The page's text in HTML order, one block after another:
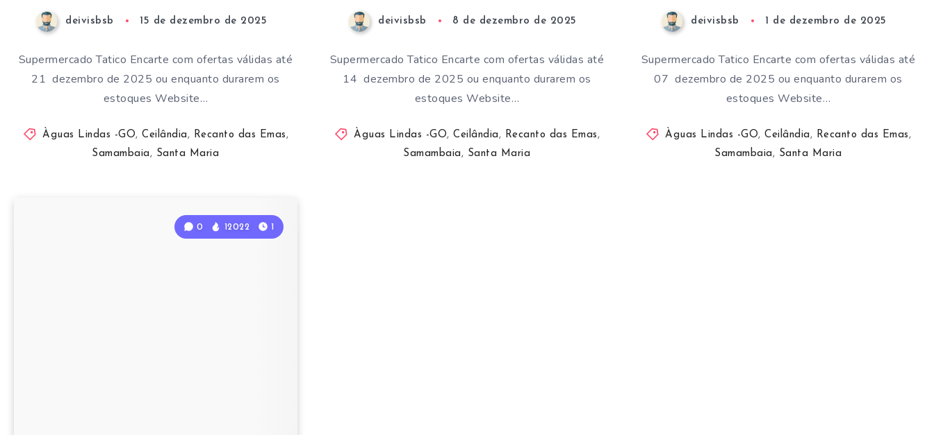
deivisbsb 15 de dezembro de 2025
Supermercado Tatico Encarte com ofertas válidas até
21 dezembro de 2025 ou enquanto durarem os
estoques Website…
Àguas Lindas -GO,Ceilândia , Recanto das Emas ,
Samambaia , Santa Maria
deivisbsb 8 de dezembro de 2025
Supermercado Tatico Encarte com ofertas válidas até
14 dezembro de 2025 ou enquanto durarem os
estoques Website…
Àguas Lindas -GO,Ceilândia , Recanto das Emas ,
Samambaia , Santa Maria
deivisbsb 1 de dezembro de 2025
Supermercado Tatico Encarte com ofertas válidas até
07 dezembro de 2025 ou enquanto durarem os
estoques Website…
Àguas Lindas -GO,Ceilândia , Recanto das Emas ,
Samambaia , Santa Maria
0 12022 1